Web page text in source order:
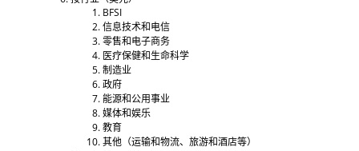
BFSI
信息技术和电信
零售和电子商务
医疗保健和生命科学
制造业
政府
能源和公用事业
媒体和娱乐
教育
其他（运输和物流、旅游和酒店等）